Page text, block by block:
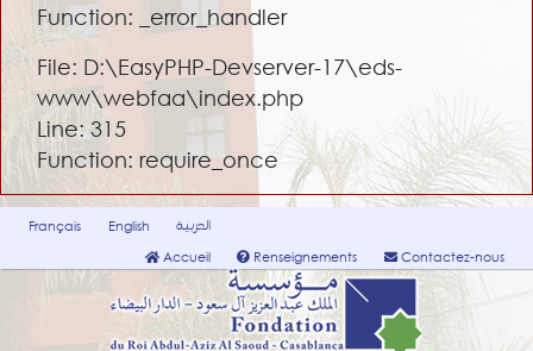
Function: _error_handler
File: D:\EasyPHP-Devserver-17\eds-
www\webfaa\index.php
Line: 315
Function: require_once
Français English
العربية
Accueil
Renseignements Contactez-nous